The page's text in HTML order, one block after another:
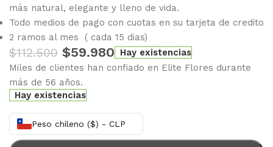
más natural, elegante y lleno de vida.
Todo medios de pago con cuotas en su tarjeta de credito
2 ramos al mes ( cada 15 dias)
$112.500 $59.980
Hay existencias
Miles de clientes han confiado en Elite Flores durante
más de 56 años.
Hay existencias
Peso chileno ($) - CLP